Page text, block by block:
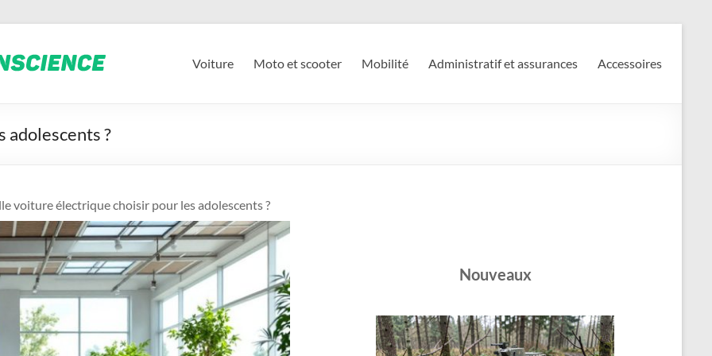
Voiture Moto et scooter Mobilité Administratif et assurances Accessoires
?
voiture électrique choisir pour les adolescents ?
Nouveaux